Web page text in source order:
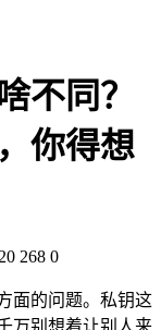
不同？
你得想
268 0
面的问题。私钥这
万别想着让别人来